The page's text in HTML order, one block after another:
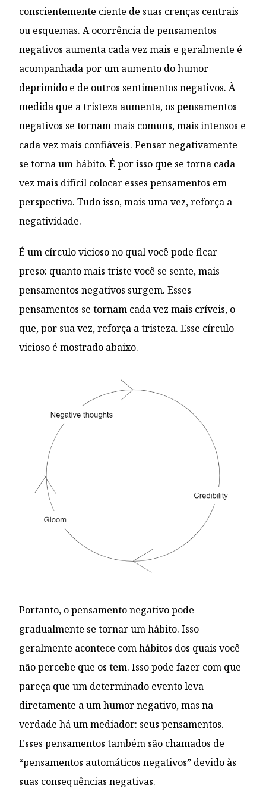
conscientemente ciente de suas crenças centrais
ou esquemas. A ocorrência de pensamentos
negativos aumenta cada vez mais e geralmente é
acompanhada por um aumento do humor
deprimido e de outros sentimentos negativos. À
medida que a tristeza aumenta, os pensamentos
negativos se tornam mais comuns, mais intensos e
cada vez mais confiáveis. Pensar negativamente
se torna um hábito. É por isso que se torna cada
vez mais difícil colocar esses pensamentos em
perspectiva. Tudo isso, mais uma vez, reforça a
negatividade.
É um círculo vicioso no qual você pode ficar
preso: quanto mais triste você se sente, mais
pensamentos negativos surgem. Esses
pensamentos se tornam cada vez mais críveis, o
que, por sua vez, reforça a tristeza. Esse círculo
vicioso é mostrado abaixo.
Portanto, o pensamento negativo pode
gradualmente se tornar um hábito. Isso
geralmente acontece com hábitos dos quais você
não percebe que os tem. Isso pode fazer com que
pareça que um determinado evento leva
diretamente a um humor negativo, mas na
verdade há um mediador: seus pensamentos.
Esses pensamentos também são chamados de
“pensamentos automáticos negativos” devido às
suas consequências negativas.